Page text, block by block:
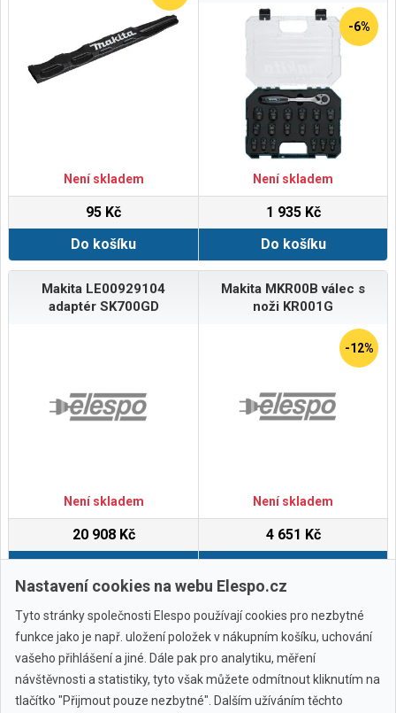
Není skladem
95 Kč
Do košíku
-6%
Není skladem
1 935 Kč
Do košíku
Makita LE00929104
adaptér SK700GD
Není skladem
20 908 Kč
Makita MKR00B válec s
noži KR001G
-12%
Není skladem
4 651 Kč
Nastavení cookies na webu Elespo.cz
Tyto stránky společnosti Elespo používají cookies pro nezbytné
funkce jako je např. uložení položek v nákupním košíku, uchování
vašeho přihlášení a jiné. Dále pak pro analytiku, měření
návštěvnosti a statistiky, tyto však můžete odmítnout kliknutím na
tlačítko "Přijmout pouze nezbytné". Dalším užíváním těchto